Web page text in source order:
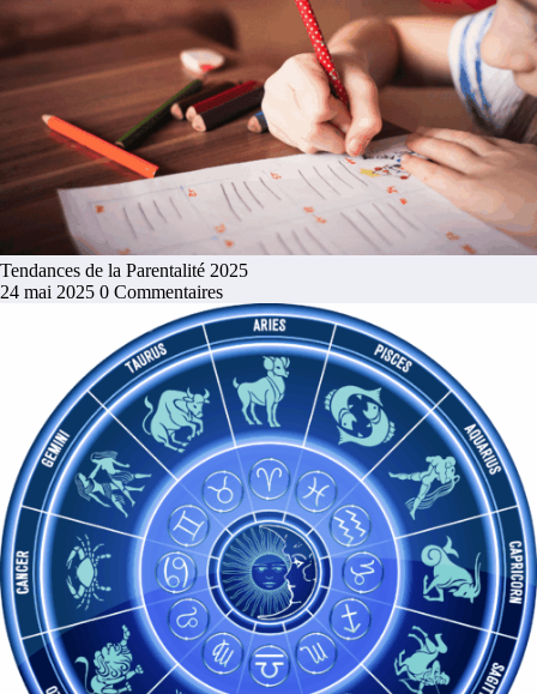
Tendances de la Parentalité 2025
24 mai 2025 0 Commentaires